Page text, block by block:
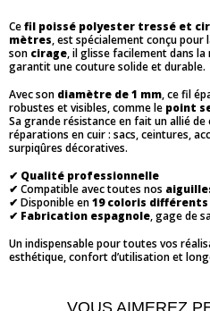
Cefil poissé polyester tressé et
mètres, est spécialement conçu pour
son cirage, il glisse facilement dans
garantit une couture solide et durable.
Avec son diamètre de 1 mm, ce fil
robustes et visibles, comme le point
Sa grande résistance en fait un allié
réparations en cuir : sacs, ceintures,
surpiqûres décoratives.
✔ Qualité professionnelle
✔ Compatible avec toutes nos
✔ Disponible en19 coloris différents
✔ Fabrication espagnole, gage de
Un indispensable pour toutes vos
esthétique, confort d’utilisation et
VOUS AIMEREZ